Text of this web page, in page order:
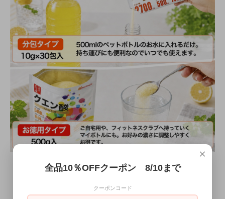
持ち運びに便利な分包タイプと、濃さの調整がし
★ココカラダクエン酸は、2012年発売のロング
×
全品10％OFFクーポン 8/10まで
クーポンコード